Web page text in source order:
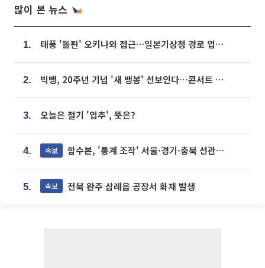
많이 본 뉴스
1. 태풍 '돌핀' 오키나와 접근…일본기상청 경로 업데이트
2. 빅뱅, 20주년 기념 '새 뱅봉' 선보인다⋯콘서트 앞두고 팝업 개최
3. 오늘은 절기 '입추', 뜻은?
4. 속보 합수본, '통계 조작' 서울·경기·충북 선관위 등 추가 압수수색
5. 속보 전북 완주 삼례읍 공장서 화재 발생